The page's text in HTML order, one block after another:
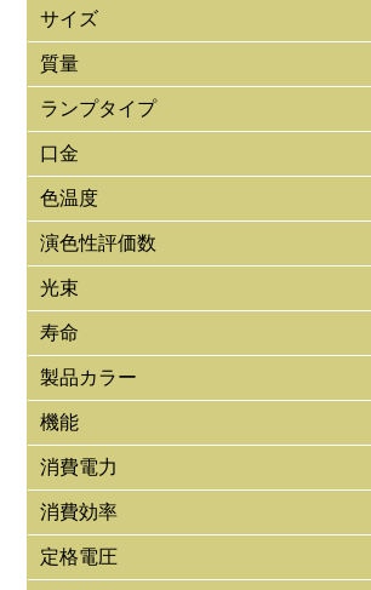
サイズ
質量
ランプタイプ
口金
色温度
演色性評価数
光束
寿命
製品カラー
機能
消費電力
消費効率
定格電圧